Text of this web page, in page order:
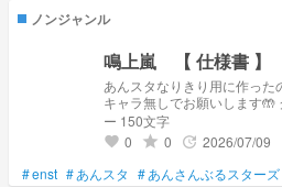
ノンジャンル
鳴上嵐 【 仕様書 】
あんスタなりきり用に作ったの
キャラ無しでお願いします
囲までなら...!! すんごい再現
てください...ｯｯｯｯ
ー 150文字
favorite 0 grade 0 update 2026/07/09
#enst #あんスタ #あんさんぶるスターズ